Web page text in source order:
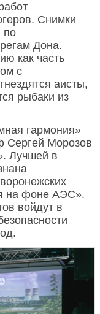
Снимки
по
Дона.
как часть
с
аисты,
рыбаки из
гармония»
Сергей Морозов
Лучшей в
на фоне АЭС».
войдут в